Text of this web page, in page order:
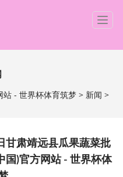
T
g
n
i
g
a
站 - 世界杯体育筑梦> 新闻 >
甘肃靖远县瓜果蔬菜批
国)官方网站 - 世界杯体